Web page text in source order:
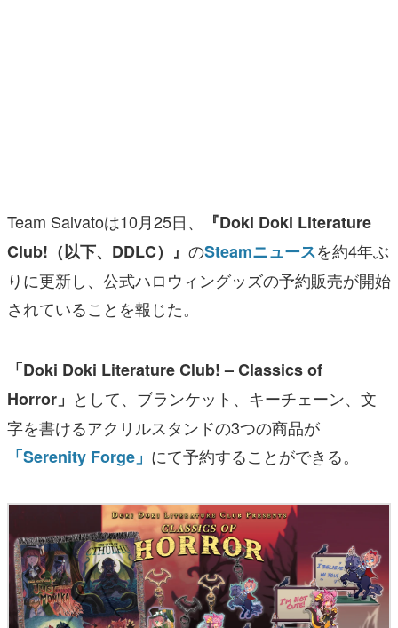
その他
電ファミニコゲーマーとは？
運営：株式会社マレ
Team Salvatoは10月25日、
『Doki Doki Literature
Club!（以下、DDLC）』 のSteamニュースを約4年ぶ
りに更新し、公式ハロウィングッズの予約販売が開始
されていることを報じた。
「Doki Doki Literature Club! – Classics of
Horror」 として、ブランケット、キーチェーン、文
字を書けるアクリルスタンドの3つの商品が
「Serenity Forge」 にて予約することができる。